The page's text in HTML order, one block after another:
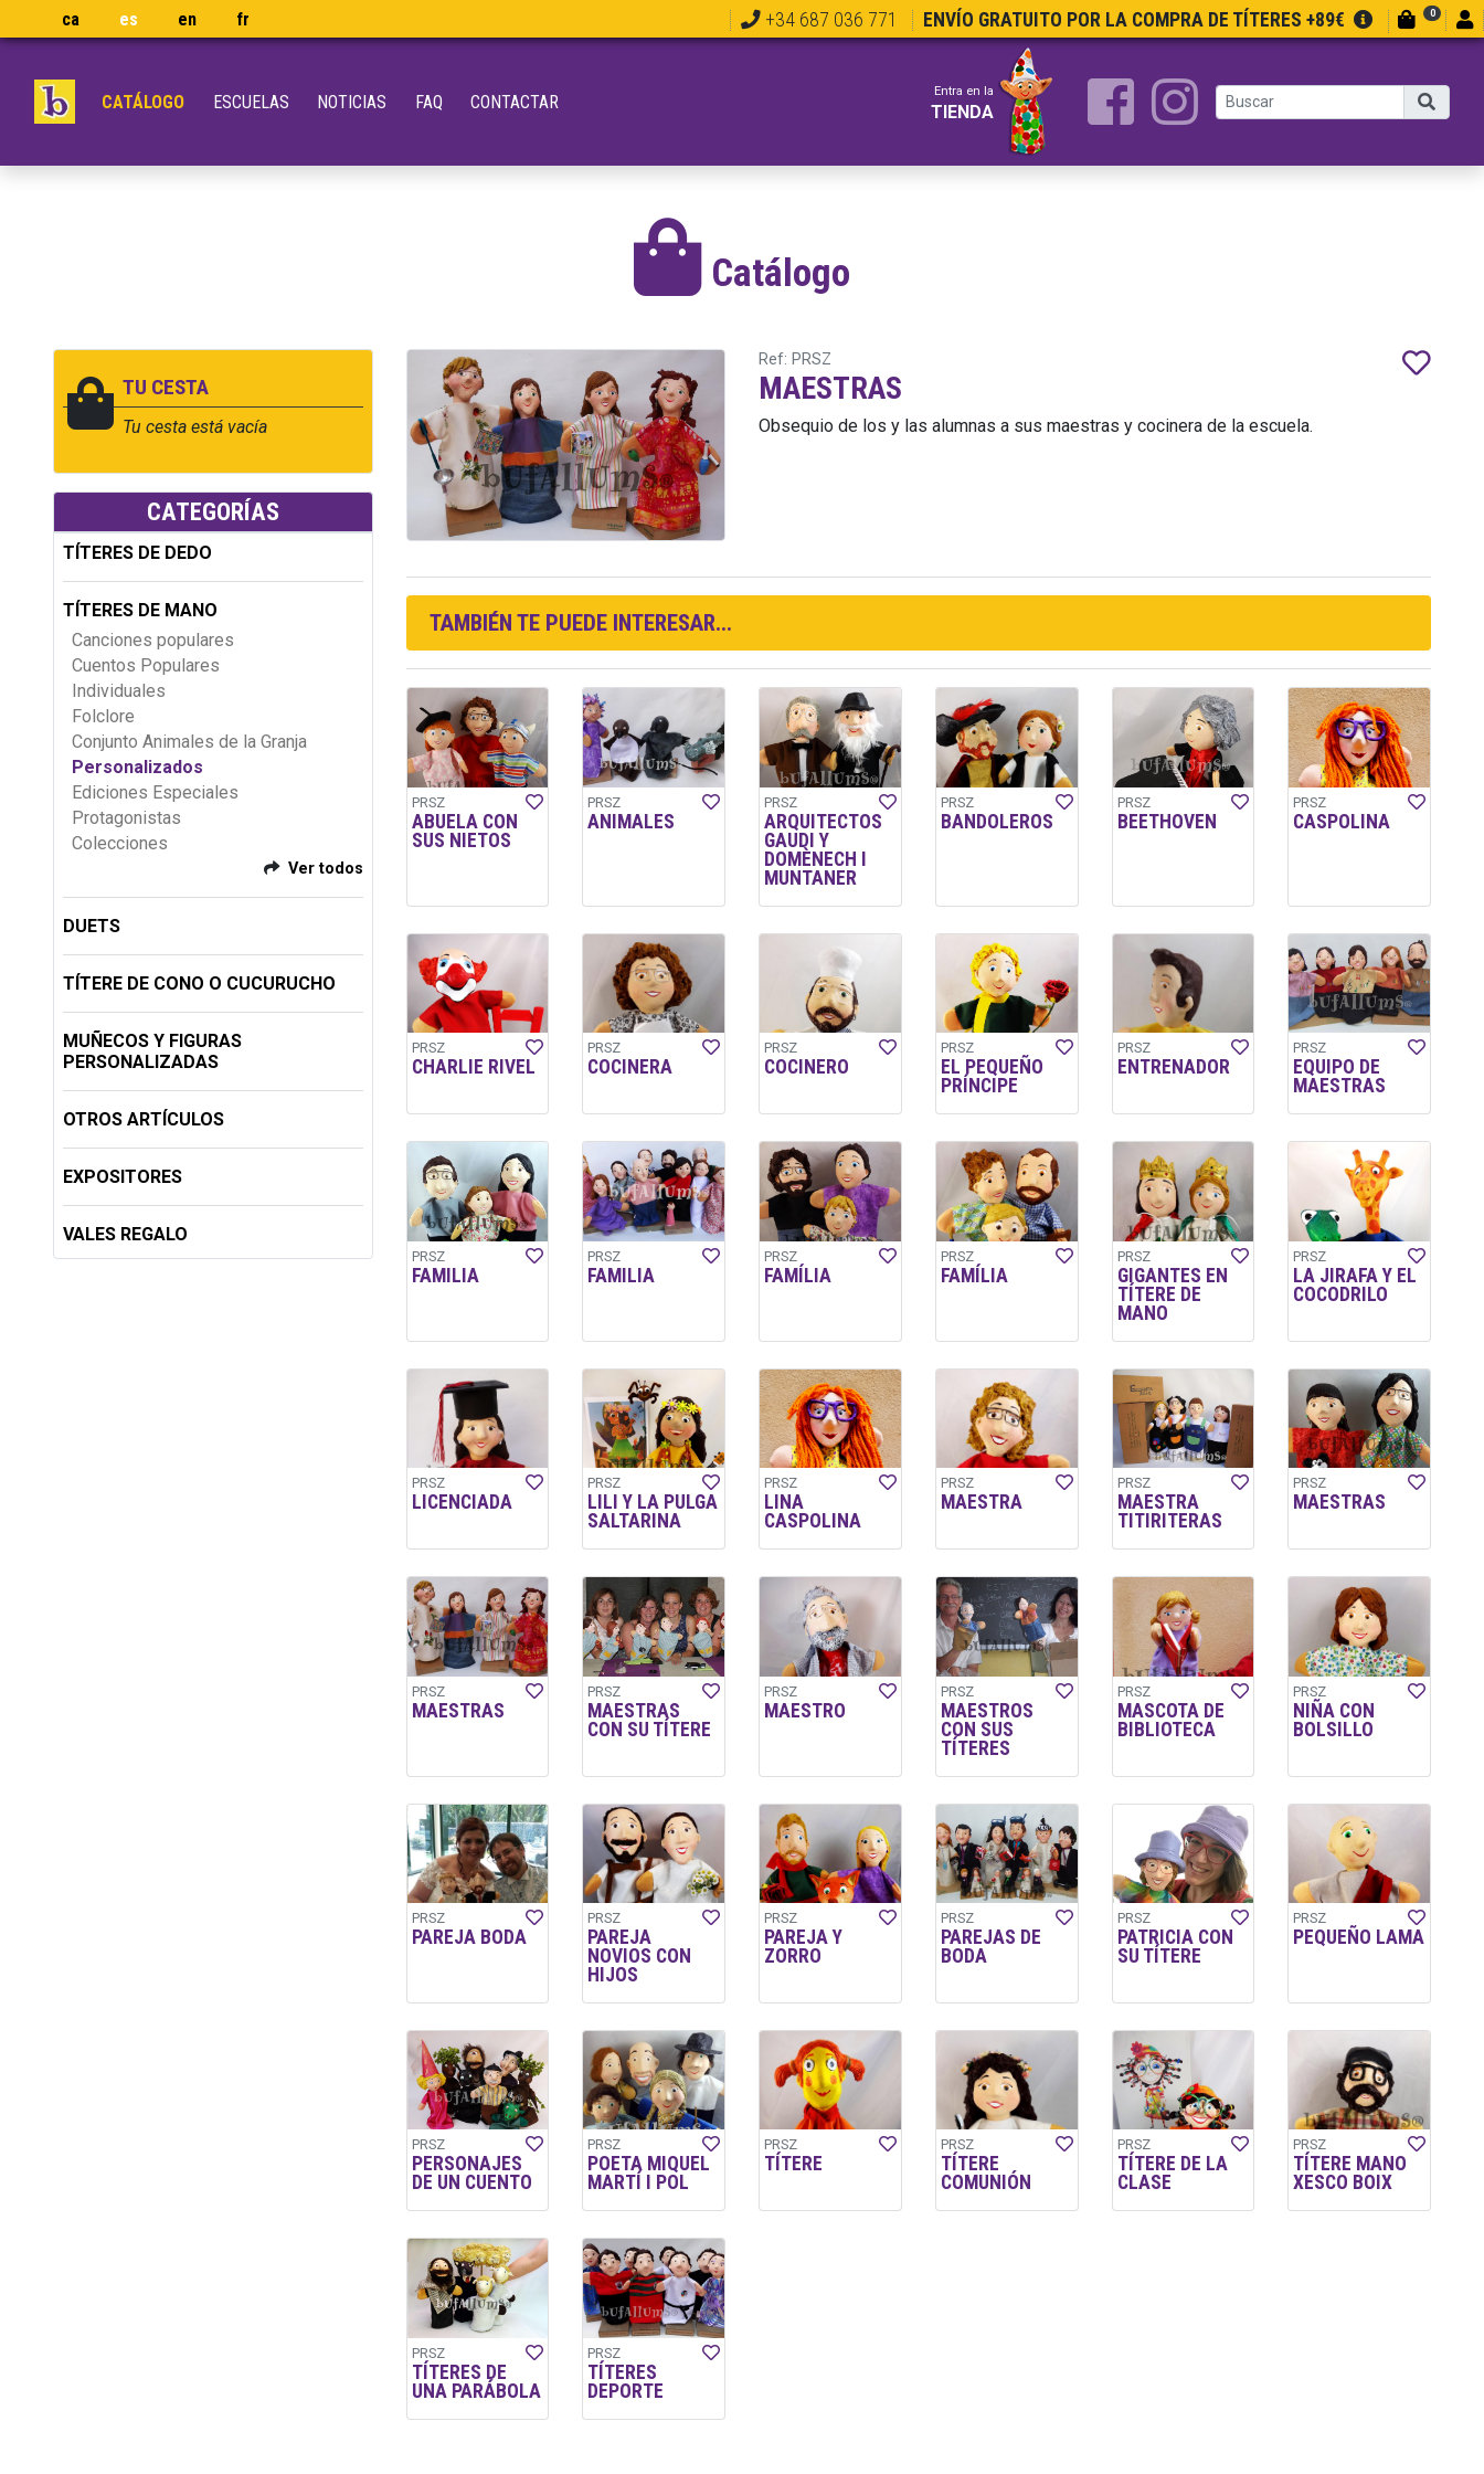
ca es en fr +34 687 036 771 ENVÍO GRATUITO POR LA COMPRA DE TÍTERES +89€ 0
CATÁLOGO ESCUELAS NOTICIAS FAQ CONTACTAR Entra en la
TIENDA
Catálogo
TU CESTA
Tu cesta está vacía
CATEGORÍAS
TÍTERES DE DEDO
TÍTERES DE MANO
Canciones populares
Cuentos Populares
Individuales
Folclore
Conjunto Animales de la Granja
Personalizados
Ediciones Especiales
Protagonistas
Colecciones
Ver todos
DUETS
TÍTERE DE CONO O CUCURUCHO
MUÑECOS Y FIGURAS
PERSONALIZADAS
OTROS ARTÍCULOS
EXPOSITORES
VALES REGALO
Ref: PRSZ
MAESTRAS
Obsequio de los y las alumnas a sus maestras y cocinera de la escuela.
TAMBIÉN TE PUEDE INTERESAR...
PRSZ
ABUELA CON
SUS NIETOS
PRSZ
ANIMALES
PRSZ
ARQUITECTOS
GAUDI Y
DOMÈNECH I
MUNTANER
PRSZ
BANDOLEROS
PRSZ
BEETHOVEN
PRSZ
CASPOLINA
PRSZ
CHARLIE RIVEL
PRSZ
COCINERA
PRSZ
COCINERO
PRSZ
EL PEQUEÑO
PRÍNCIPE
PRSZ
ENTRENADOR
PRSZ
EQUIPO DE
MAESTRAS
PRSZ
FAMILIA
PRSZ
FAMILIA
PRSZ
FAMÍLIA
PRSZ
FAMÍLIA
PRSZ
GIGANTES EN
TÍTERE DE
MANO
PRSZ
LA JIRAFA Y EL
COCODRILO
PRSZ
LICENCIADA
PRSZ
LILI Y LA PULGA
SALTARINA
PRSZ
LINA
CASPOLINA
PRSZ
MAESTRA
PRSZ
MAESTRA
TITIRITERAS
PRSZ
MAESTRAS
PRSZ
MAESTRAS
PRSZ
MAESTRAS
CON SU TÍTERE
PRSZ
MAESTRO
PRSZ
MAESTROS
CON SUS
TÍTERES
PRSZ
MASCOTA DE
BIBLIOTECA
PRSZ
NIÑA CON
BOLSILLO
PRSZ
PAREJA BODA
PRSZ
PAREJA
NOVIOS CON
HIJOS
PRSZ
PAREJA Y
ZORRO
PRSZ
PAREJAS DE
BODA
PRSZ
PATRICIA CON
SU TÍTERE
PRSZ
PEQUEÑO LAMA
PRSZ
PERSONAJES
DE UN CUENTO
PRSZ
POETA MIQUEL
MARTÍ I POL
PRSZ
TÍTERE
PRSZ
TÍTERE
COMUNIÓN
PRSZ
TÍTERE DE LA
CLASE
PRSZ
TÍTERE MANO
XESCO BOIX
PRSZ
TÍTERES DE
UNA PARÁBOLA
PRSZ
TÍTERES
DEPORTE